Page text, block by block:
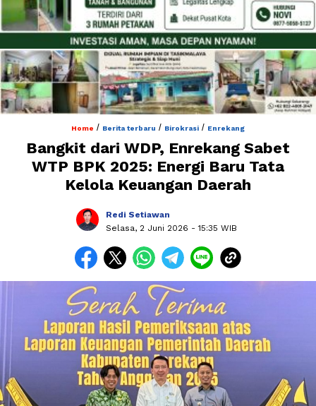
Home / Berita terbaru / Birokrasi / Enrekang
Bangkit dari WDP, Enrekang Sabet
WTP BPK 2025: Energi Baru Tata
Kelola Keuangan Daerah
Redi Setiawan
Selasa, 2 Juni 2026 - 15:35 WIB